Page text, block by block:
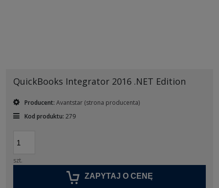
QuickBooks Integrator 2016 .NET Edition
Producent: Avantstar (strona producenta)
Kod produktu: 279
szt.
ZAPYTAJ O CENĘ